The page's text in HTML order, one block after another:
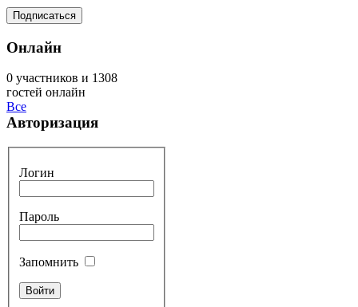
Онлайн
0 участников и 1308
гостей онлайн
Все
Авторизация
Логин
Пароль
Запомнить